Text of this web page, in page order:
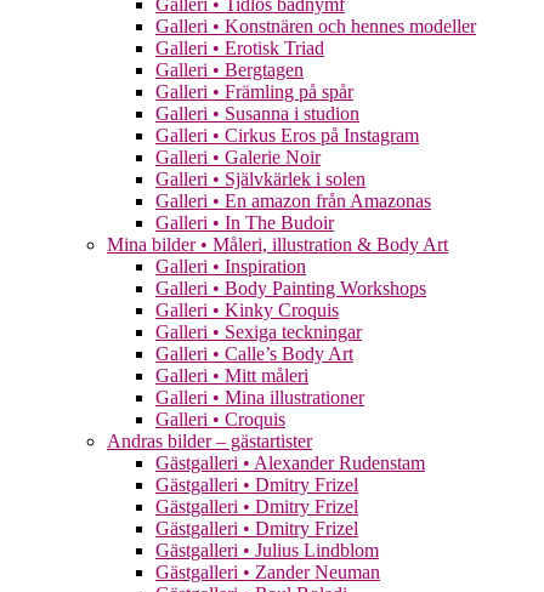
Galleri • Tidlös badnymf
Galleri • Konstnären och hennes modeller
Galleri • Erotisk Triad
Galleri • Bergtagen
Galleri • Främling på spår
Galleri • Susanna i studion
Galleri • Cirkus Eros på Instagram
Galleri • Galerie Noir
Galleri • Självkärlek i solen
Galleri • En amazon från Amazonas
Galleri • In The Budoir
Mina bilder • Måleri, illustration & Body Art
Galleri • Inspiration
Galleri • Body Painting Workshops
Galleri • Kinky Croquis
Galleri • Sexiga teckningar
Galleri • Calle’s Body Art
Galleri • Mitt måleri
Galleri • Mina illustrationer
Galleri • Croquis
Andras bilder – gästartister
Gästgalleri • Alexander Rudenstam
Gästgalleri • Dmitry Frizel
Gästgalleri • Dmitry Frizel
Gästgalleri • Dmitry Frizel
Gästgalleri • Julius Lindblom
Gästgalleri • Zander Neuman